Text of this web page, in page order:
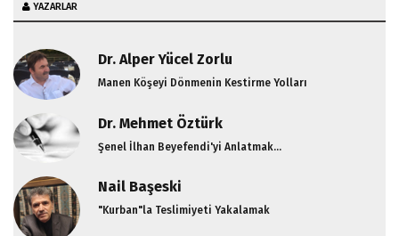
YAZARLAR
Dr. Alper Yücel Zorlu
Manen Köşeyi Dönmenin Kestirme Yolları
Dr. Mehmet Öztürk
Şenel İlhan Beyefendi'yi Anlatmak...
Nail Başeski
"Kurban"la Teslimiyeti Yakalamak